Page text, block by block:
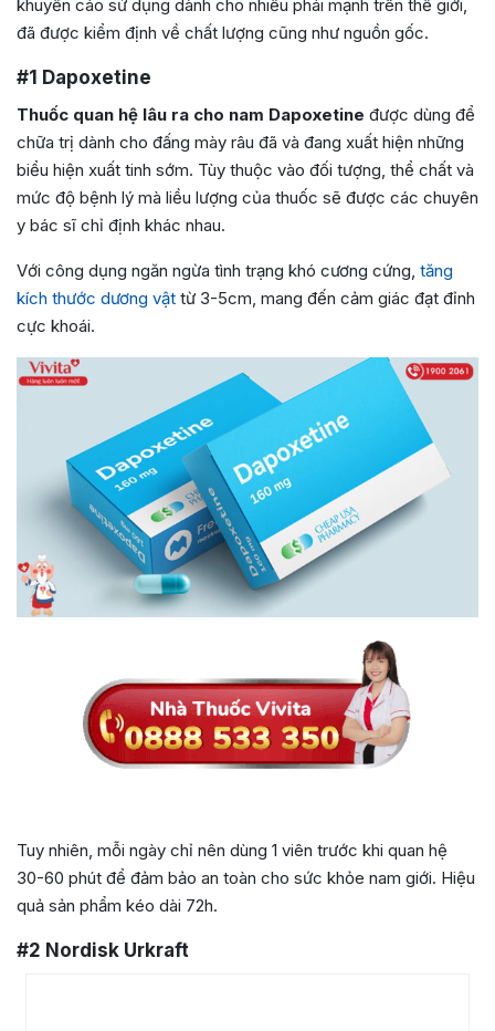
khuyến cáo sử dụng dành cho nhiều phái mạnh trên thế giới,
đã được kiểm định về chất lượng cũng như nguồn gốc.
#1 Dapoxetine
Thuốc quan hệ lâu ra cho nam Dapoxetine được dùng để
chữa trị dành cho đấng mày râu đã và đang xuất hiện những
biểu hiện xuất tinh sớm. Tùy thuộc vào đối tượng, thể chất và
mức độ bệnh lý mà liều lượng của thuốc sẽ được các chuyên
y bác sĩ chỉ định khác nhau.
Với công dụng ngăn ngừa tình trạng khó cương cứng, tăng
kích thước dương vật từ 3-5cm, mang đến cảm giác đạt đỉnh
cực khoái.
Tuy nhiên, mỗi ngày chỉ nên dùng 1 viên trước khi quan hệ
30-60 phút để đảm bảo an toàn cho sức khỏe nam giới. Hiệu
quả sản phẩm kéo dài 72h.
#2 Nordisk Urkraft